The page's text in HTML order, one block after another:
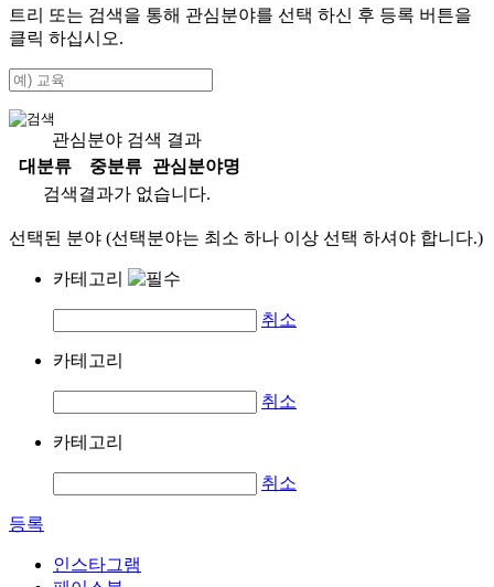
트리 또는 검색을 통해 관심분야를 선택 하신 후 등록 버튼을
클릭 하십시오.
관심분야 검색 결과
대분류
중분류
관심분야명
검색결과가 없습니다.
선택된 분야 (선택분야는 최소 하나 이상 선택 하셔야 합니다.)
카테고리
취소
카테고리
취소
카테고리
취소
등록
인스타그램